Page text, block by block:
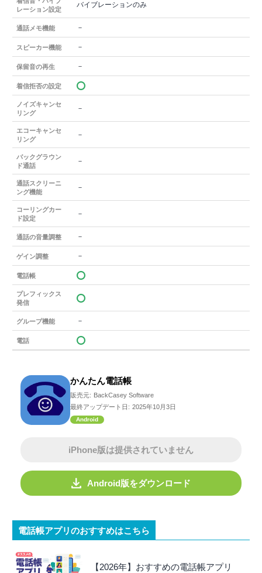
レーション設定
バイブレーションのみ
通話メモ機能 －
スピーカー機能 －
保留音の再生 －
着信拒否の設定
ノイズキャンセ
リング
－
エコーキャンセ
リング
－
バックグラウン
ド通話
－
通話スクリーニ
ング機能
－
コーリングカー
ド設定
－
通話の音量調整 －
ゲイン調整 －
電話帳
プレフィックス
発信
グループ機能 －
電話
かんたん電話帳
販売元: BackCasey Software
最終アップデート日: 2025年10月3日
Android
iPhone版は提供されていません
Android版をダウンロード
電話帳アプリのおすすめはこちら
【2026年】おすすめの電話帳アプリ